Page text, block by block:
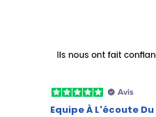
Equipe À L'écoute